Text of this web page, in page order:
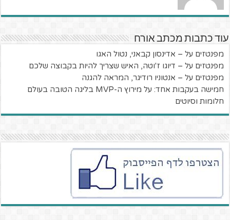
עוד כתבות מכתב אורח
מפנטזים על – אדינסון קבאני, נטול האגו
מפנטזים על – דיוגו ז'וטה, האיש שצריך להיות בקבוצה שלכם
מפנטזים על – אנטוניו רודיגר, המראה להגנה
חמישה בעקבות אחד: על מירוץ ה-MVP בליגה הטובה בעולם
חלומות וסיוטים